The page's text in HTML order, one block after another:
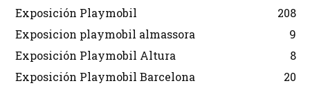
Exposición Playmobil
208
Exposicion playmobil almassora
9
Exposición Playmobil Altura
8
Exposición Playmobil Barcelona
20